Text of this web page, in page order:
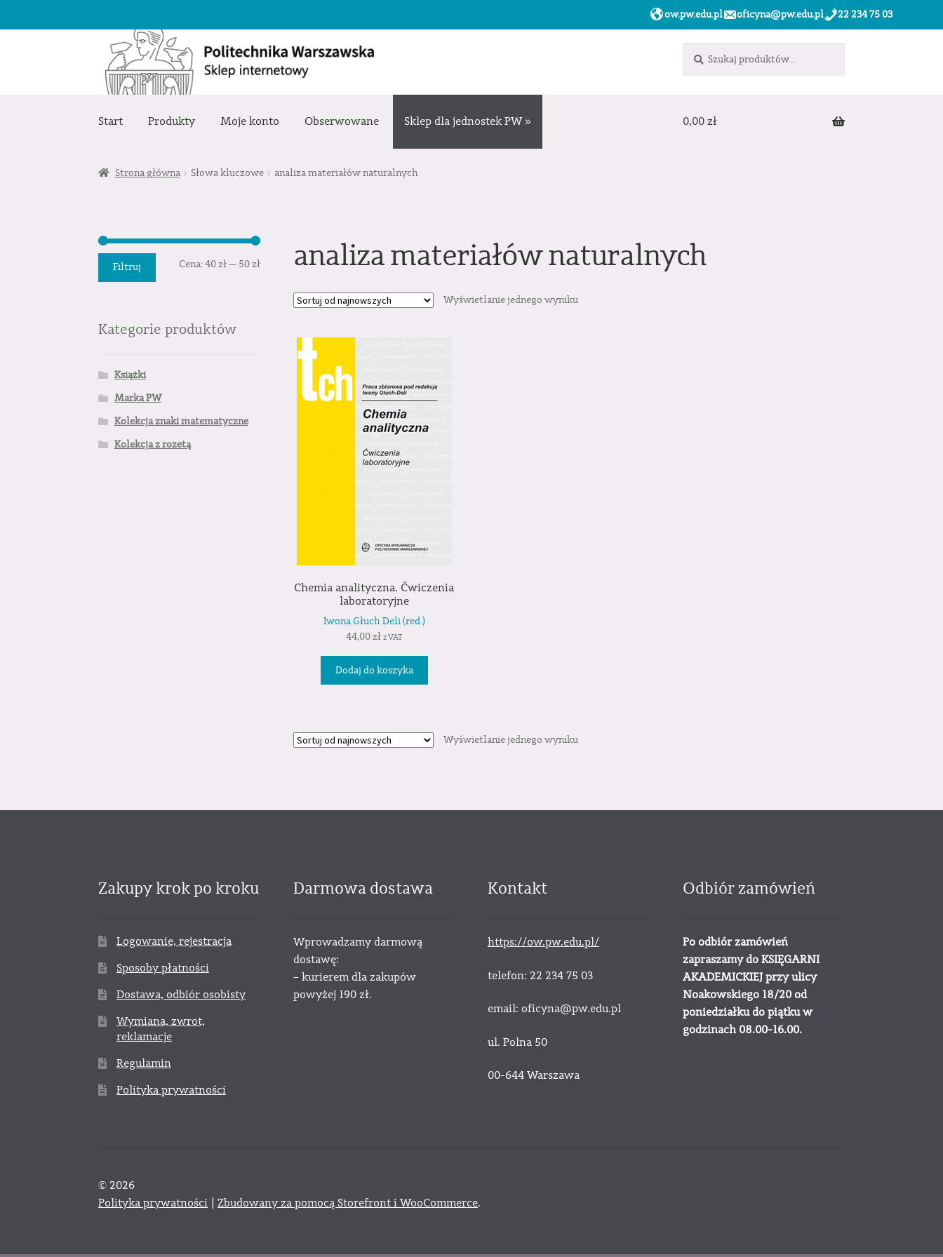
ow.pw.edu.pl oficyna@pw.edu.pl 22 234 75 03
Przejdź
nawigacji
Przejdź
treści
Start Produkty Moje konto Obserwowane Sklep dla jednostek PW » 0,00 zł
Strona główna Słowa kluczowe analiza materiałów naturalnych
analiza materiałów naturalnych
Wyświetlanie jednego wyniku
Chemia analityczna. Ćwiczenia
laboratoryjne
Iwona Głuch Deli (red.)
44,00zł z VAT
Dodaj do koszyka
Wyświetlanie jednego wyniku
Cena
Cena
Filtruj Cena:40 zł— 50 zł
Kategorie produktów
Książki
Marka PW
Kolekcja znaki matematyczne
Kolekcja z rozetą
Zakupy krok po kroku
Logowanie, rejestracja
Sposoby płatności
Dostawa, odbiór osobisty
Wymiana, zwrot,
reklamacje
Regulamin
Polityka prywatności
Darmowa dostawa
Wprowadzamy darmową
dostawę:
– kurierem dla zakupów
powyżej 190 zł.
Kontakt
https://ow.pw.edu.pl/
telefon: 22 234 75 03
email: oficyna@pw.edu.pl
ul. Polna 50
00-644 Warszawa
Odbiór zamówień
Po odbiór zamówień
zapraszamy do KSIĘGARNI
AKADEMICKIEJ przy ulicy
Noakowskiego 18/20 od
poniedziałku do piątku w
godzinach 08.00-16.00.
© 2026
Polityka prywatności
Zbudowany za pomocą Storefront i WooCommerce.